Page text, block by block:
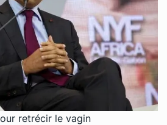
retrécir le vagin